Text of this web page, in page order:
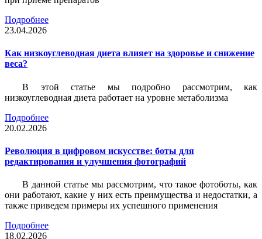
Подробнее
23.04.2026
Как низкоуглеводная диета влияет на здоровье и снижение
веса?
В этой статье мы подробно рассмотрим, как
низкоуглеводная диета работает на уровне метаболизма
Подробнее
20.02.2026
Революция в цифровом искусстве: боты для
редактирования и улучшения фотографий
В данной статье мы рассмотрим, что такое фотоботы, как
они работают, какие у них есть преимущества и недостатки, а
также приведем примеры их успешного применения
Подробнее
18.02.2026